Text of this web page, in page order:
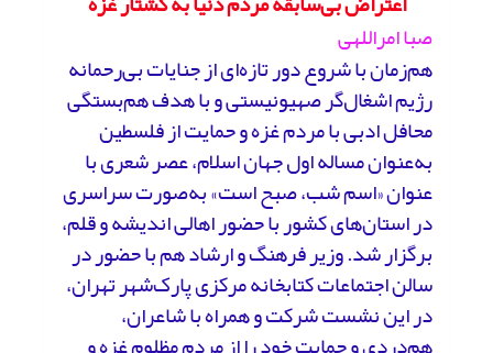
صبا امراللهی
هم‌زمان با شروع دور تازه‌ای از جنایات بی‌رحمانه
رژیم اشغال‌گر صهیونیستی و با هدف هم‌بستگی
محافل ادبی با مردم غزه و حمایت از فلسطین
به‌عنوان مساله اول جهان اسلام، عصر شعری با
عنوان «اسم شب، صبح است» به‌صورت سراسری
در استان‌های کشور با حضور اهالی اندیشه و قلم،
برگزار شد. وزیر فرهنگ و ارشاد هم با حضور در
سالن اجتماعات کتابخانه مرکزی پارک‌شهر تهران،
در این نشست شرکت و همراه با شاعران،